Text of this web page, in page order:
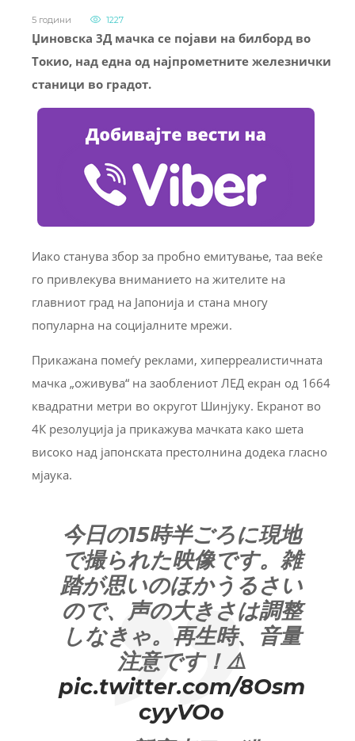
5 години 1227
Џиновска 3Д мачка се појави на билборд во
Токио, над една од најпрометните железнички
станици во градот.
Иако станува збор за пробно емитување, таа веќе
го привлекува вниманието на жителите на
главниот град на Јапонија и стана многу
популарна на социјалните мрежи.
Прикажана помеѓу реклами, хиперреалистичната
мачка „оживува“ на заоблениот ЛЕД екран од 1664
квадратни метри во округот Шинјуку. Екранот во
4К резолуција ја прикажува мачката како шета
високо над јапонската престолнина додека гласно
мјаука.
今日の15時半ごろに現地
で撮られた映像です。雑
踏が思いのほかうるさい
ので、声の大きさは調整
しなきゃ。再生時、音量
注意です！⚠️
pic.twitter.com/8Osm
cyyVOo